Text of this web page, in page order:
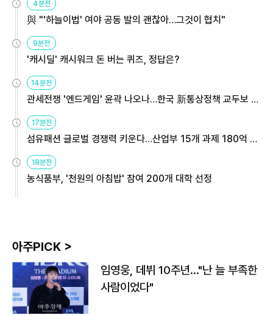
4분전
與 "'하늘이법' 여야 공동 발의 괜찮아…그것이 협치"
9분전
'캐시딜' 캐시워크 돈 버는 퀴즈, 정답은?
14분전
관세전쟁 '엔드게임' 윤곽 나오나…한국 新통상정책 교두보 활
용해야
17분전
섬유패션 글로벌 경쟁력 키운다…산업부 15개 과제 180억 지
원
18분전
농식품부, '천원의 아침밥' 참여 200개 대학 선정
아주PICK >
임영웅, 데뷔 10주년…"난 늘 부족한
사람이었다"